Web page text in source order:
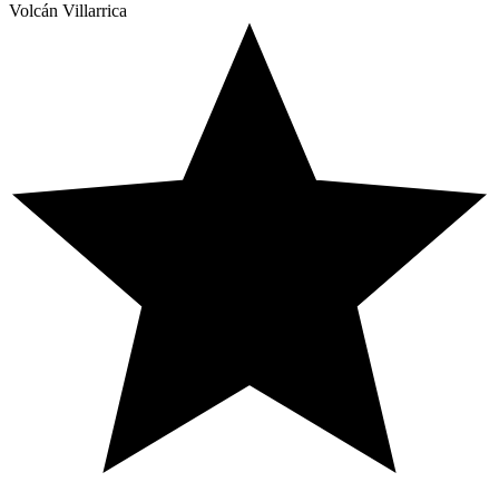
Volcán Villarrica